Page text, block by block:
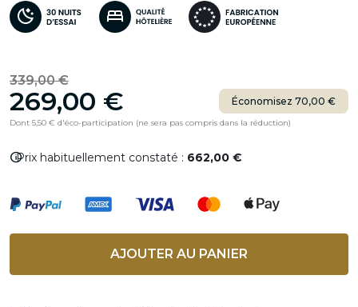
339,00 €
269,00 € Économisez 70,00 €
Dont 5,50 € d'éco-participation (ne sera pas compris dans la réduction)
infoPrix habituellement constaté : 662,00 €
AJOUTER AU PANIER